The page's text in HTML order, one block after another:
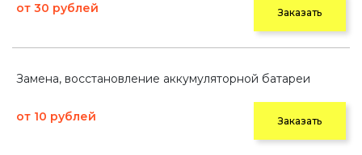
от 30 рублей Заказать
Замена, восстановление аккумуляторной батареи
от 10 рублей Заказать